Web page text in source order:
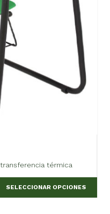
térmica
SELECCIONAR OPCIONES